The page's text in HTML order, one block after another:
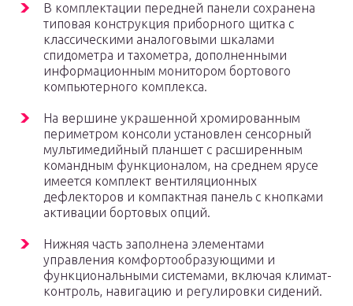
В комплектации передней панели сохранена
типовая конструкция приборного щитка с
классическими аналоговыми шкалами
спидометра и тахометра, дополненными
информационным монитором бортового
компьютерного комплекса.
На вершине украшенной хромированным
периметром консоли установлен сенсорный
мультимедийный планшет с расширенным
командным функционалом, на среднем ярусе
имеется комплект вентиляционных
дефлекторов и компактная панель с кнопками
активации бортовых опций.
Нижняя часть заполнена элементами
управления комфортообразующими и
функциональными системами, включая климат-
контроль, навигацию и регулировки сидений.